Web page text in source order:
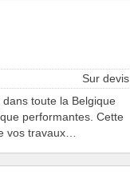
Sur devis
toute la Belgique
performantes. Cette
vos travaux…